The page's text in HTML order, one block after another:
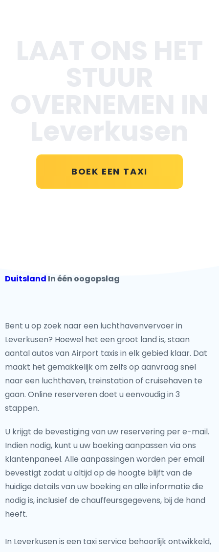
BOEK EEN TAXI
Duitsland In één oogopslag
Bent u op zoek naar een luchthavenvervoer in
Leverkusen? Hoewel het een groot land is, staan
aantal autos van Airport taxis in elk gebied klaar. Dat
maakt het gemakkelijk om zelfs op aanvraag snel
naar een luchthaven, treinstation of cruisehaven te
gaan. Online reserveren doet u eenvoudig in 3
stappen.
U krijgt de bevestiging van uw reservering per e-mail.
Indien nodig, kunt u uw boeking aanpassen via ons
klantenpaneel. Alle aanpassingen worden per email
bevestigt zodat u altijd op de hoogte blijft van de
huidige details van uw boeking en alle informatie die
nodig is, inclusief de chauffeursgegevens, bij de hand
heeft.
In Leverkusen is een taxi service behoorlijk ontwikkeld,